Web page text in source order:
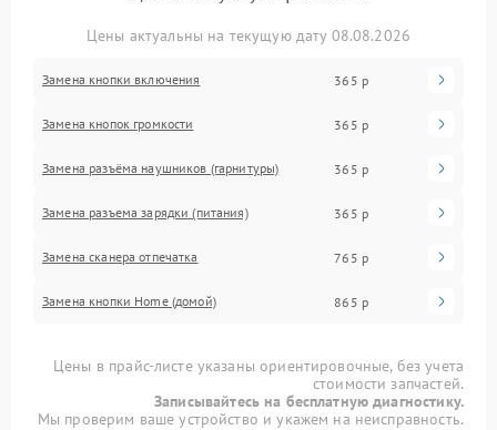
Цены актуальны на текущую дату 08.08.2026
Замена кнопки включения 365 р
Замена кнопок громкости 365 р
Замена разъёма наушников (гарнитуры) 365 р
Замена разъема зарядки (питания) 365 р
Замена сканера отпечатка 765 р
Замена кнопки Home (домой) 865 р
Цены в прайс-листе указаны ориентировочные, без учета
стоимости запчастей.
Записывайтесь на бесплатную диагностику.
Мы проверим ваше устройство и укажем на неисправность.